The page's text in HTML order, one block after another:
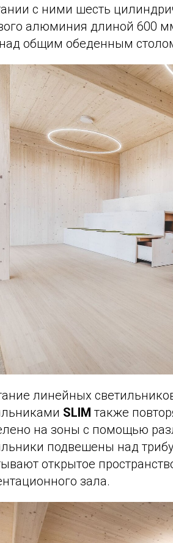
с ними шесть
алюминия длиной 600
общим обеденным
линейных
SLIM также
на зоны с помощью
подвешены над
открытое
зала.